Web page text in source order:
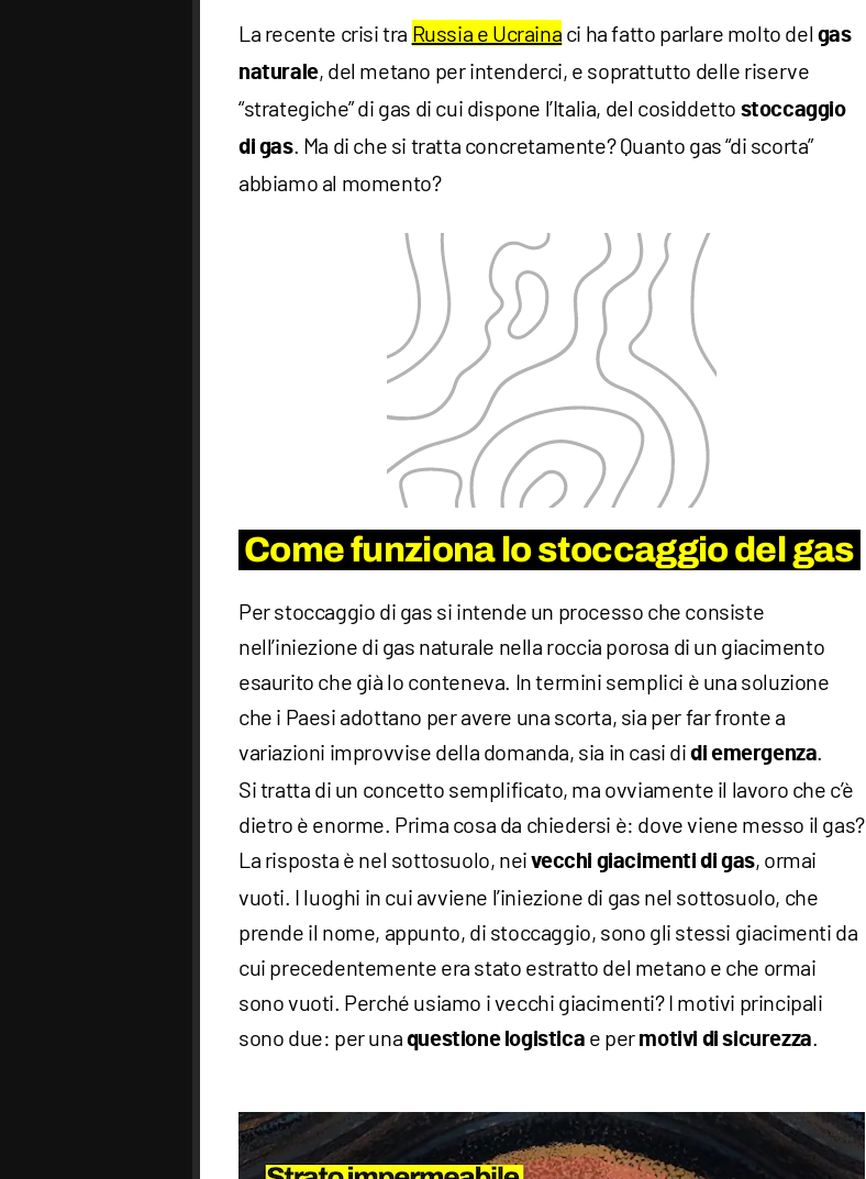
La recente crisi tra Russia e Ucraina ci ha fatto parlare molto del gas
naturale, del metano per intenderci, e soprattutto delle riserve
“strategiche” di gas di cui dispone l’Italia, del cosiddetto stoccaggio
di gas. Ma di che si tratta concretamente? Quanto gas “di scorta”
abbiamo al momento?
Come funziona lo stoccaggio del gas
Per stoccaggio di gas si intende un processo che consiste
nell’iniezione di gas naturale nella roccia porosa di un giacimento
esaurito che già lo conteneva. In termini semplici è una soluzione
che i Paesi adottano per avere una scorta, sia per far fronte a
variazioni improvvise della domanda, sia in casi di di emergenza.
Si tratta di un concetto semplificato, ma ovviamente il lavoro che c’è
dietro è enorme. Prima cosa da chiedersi è: dove viene messo il gas?
La risposta è nel sottosuolo, neivecchi giacimenti di gas, ormai
vuoti. I luoghi in cui avviene l’iniezione di gas nel sottosuolo, che
prende il nome, appunto, di stoccaggio, sono gli stessi giacimenti da
cui precedentemente era stato estratto del metano e che ormai
sono vuoti. Perché usiamo i vecchi giacimenti? I motivi principali
sono due: per una questione logistica e per motivi di sicurezza.